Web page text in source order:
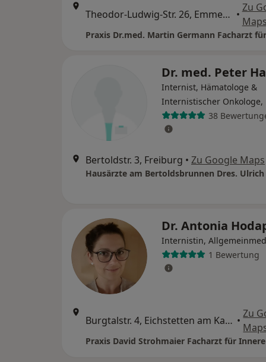
Theodor-Ludwig-Str. 26, Emmendingen •
Zu
Dr. med. Peter
Internist, Hämatologe &
Internistischer Onkologe,
38
Bertoldstr. 3, Freiburg • Zu Google Maps
Dr. Antonia
Internistin,
1 Bewertung
Burgtalstr. 4, Eichstetten am Kaiserstuhl •
Zu
Praxis David Strohmaier Facharzt für